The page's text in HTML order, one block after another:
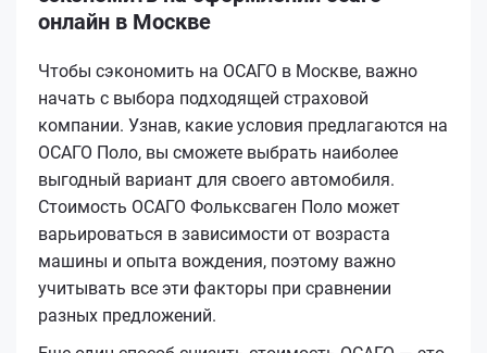
онлайн в Москве
Чтобы сэкономить на ОСАГО в Москве, важно
начать с выбора подходящей страховой
компании. Узнав, какие условия предлагаются на
ОСАГО Поло, вы сможете выбрать наиболее
выгодный вариант для своего автомобиля.
Стоимость ОСАГО Фольксваген Поло может
варьироваться в зависимости от возраста
машины и опыта вождения, поэтому важно
учитывать все эти факторы при сравнении
разных предложений.